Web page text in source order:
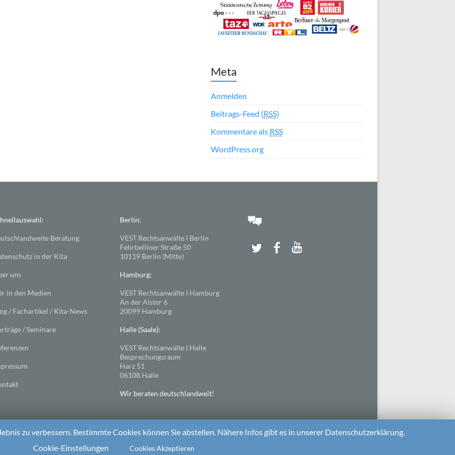
Meta
Anmelden
Beitrags-Feed (RSS)
Kommentare als RSS
WordPress.org
Beratung
in der Kita
uns
in den Medien
/ Fachartikel / Kita-News
/ Seminare
Berlin:
VEST Rechtsanwälte I Berlin
Fehrbelliner Straße 50
10119 Berlin (Mitte)
Hamburg:
VEST Rechtsanwälte I Hamburg
An der Alster 6
20099 Hamburg
Halle (Saale):
VEST Rechtsanwälte I Halle
Besprechungsraum
Harz 51
06108 Halle
Wir beraten deutschlandweit!
zu verbessern. Bestimmte Cookies können Sie abstellen. Nähere Infos gibt es in unserer Datenschutzerklärung.
Cookie-Einstellungen
Cookies Akzeptieren